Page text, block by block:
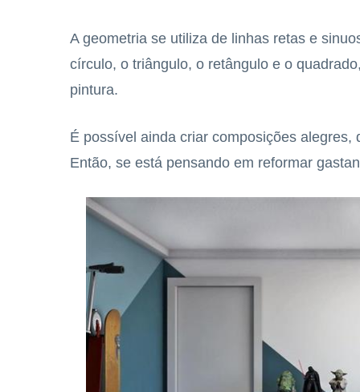
A geometria se utiliza de linhas retas e
círculo, o triângulo, o retângulo e o
pintura.
É possível ainda criar composições
Então, se está pensando em reformar